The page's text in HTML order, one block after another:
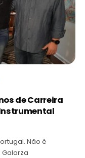
de Carreira
Instrumental
Não é